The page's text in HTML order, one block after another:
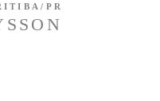
PR